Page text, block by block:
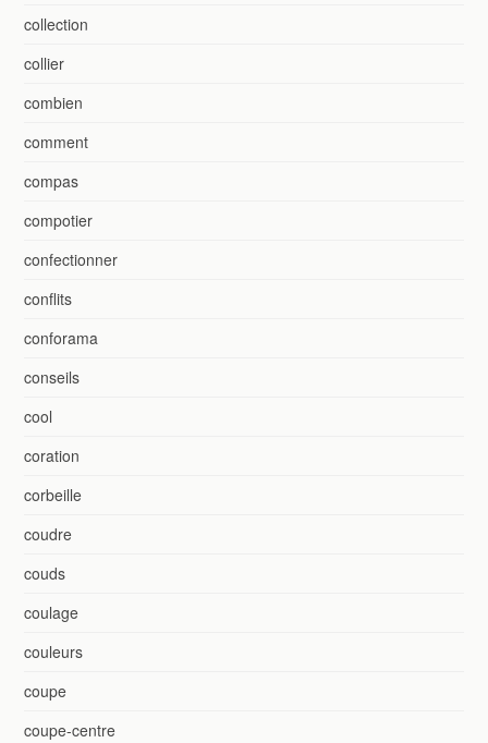
collection
collier
combien
comment
compas
compotier
confectionner
conflits
conforama
conseils
cool
coration
corbeille
coudre
couds
coulage
couleurs
coupe
coupe-centre